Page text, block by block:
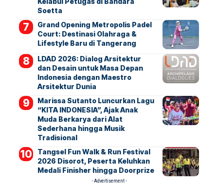
Soetta
Grand Opening Metropolis Padel
Court: Destinasi Olahraga &
Lifestyle Baru di Tangerang
LDAD 2026: Dialog Arsitektur
dan Desain untuk Masa Depan
Indonesia dengan Maestro
Arsitektur Dunia
Marissa Sutanto Luncurkan Lagu
“KITA INDONESIA”, Ajak Anak
Muda Berkarya dari Alat
Sederhana hingga Musik
Tradisional
Tangsel Fun Walk & Run Festival
2026 Disorot, Peserta Keluhkan
Medali Finisher hingga Doorprize
- Advertisement -